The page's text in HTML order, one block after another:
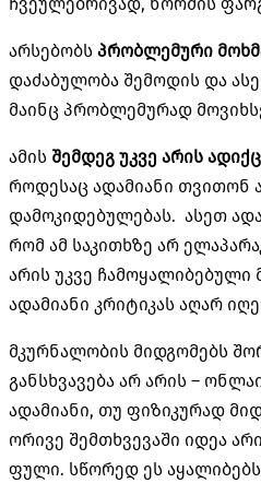
არსებობს პრობლემური
დაძაბულობა შემოდის და ასე
მაინც პრობლემურად
ამის შემდეგ უკვე არის
როდესაც ადამიანი თვითონ
დამოკიდებულებას. ასეთ
რომ ამ საკითხზე არ
არის უკვე ჩამოყალიბებული
ადამიანი კრიტიკას აღარ
მკურნალობის მიდგომებს
განსხვავება არ არის –
ადამიანი, თუ ფიზიკურად
ორივე შემთხვევაში იდეა
ფული. სწორედ ეს